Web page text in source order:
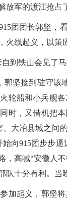
放军的渡江抢占
团团长郭坚，
线起义，以策
铁山会见了马
接到驻守该
轮船和小兵舰
时，又借机把
大冶县城之
向915团步步
高喊“安徽人
队十分有利。
起义，郭坚将